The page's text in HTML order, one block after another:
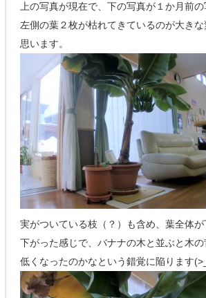
上の写真が現在で、下の写真が１か月前
左側の葉２枚が枯れてきているのが大きな
思います。
実がついている枝（？）も含め、葉全体が
下がった感じで、バナナの木と並ぶと木
低くなったのかなという錯覚に陥ります